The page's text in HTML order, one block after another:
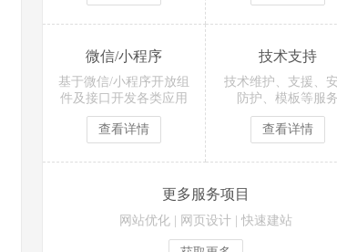
微信/小程序
基于微信/小程序开放组
件及接口开发各类应用
查看详情
技术支持
技术维护、支援、
防护、模板等服
查看详情
更多服务项目
网站优化 网页设计 快速建站